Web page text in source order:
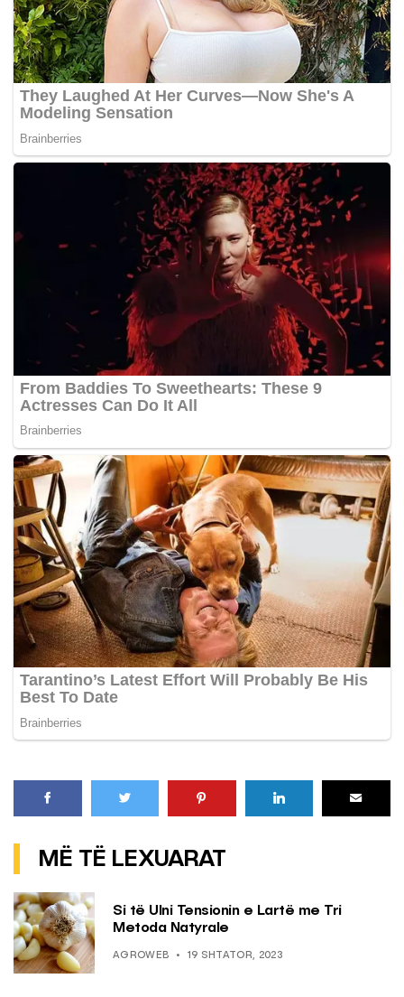
MË TË LEXUARAT
Si të Ulni Tensionin e Lartë me Tri
Metoda Natyrale
AGROWEB 19 SHTATOR, 2023